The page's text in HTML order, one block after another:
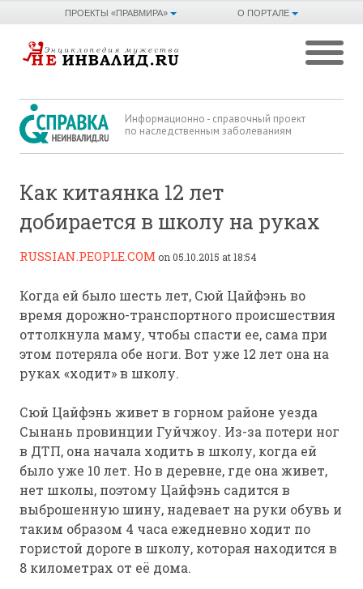
О ПОРТАЛЕ
ПРОЕКТЫ «ПРАВМИРА»
Информационно - справочный проект
по наследственным заболеваниям
Как китаянка 12 лет
добирается в школу на руках
RUSSIAN.PEOPLE.COM on 05.10.2015 at 18:54
Когда ей было шесть лет, Сюй Цайфэнь во
время дорожно-транспортного происшествия
оттолкнула маму, чтобы спасти ее, сама при
этом потеряла обе ноги. Вот уже 12 лет она на
руках «ходит» в школу.
Сюй Цайфэнь живет в горном районе уезда
Сынань провинции Гуйчжоу. Из-за потери ног
в ДТП, она начала ходить в школу, когда ей
было уже 10 лет. Но в деревне, где она живет,
нет школы, поэтому Цайфэнь садится в
выброшенную шину, надевает на руки обувь и
таким образом 4 часа ежедневно ходит по
гористой дороге в школу, которая находится в
8 километрах от её дома.